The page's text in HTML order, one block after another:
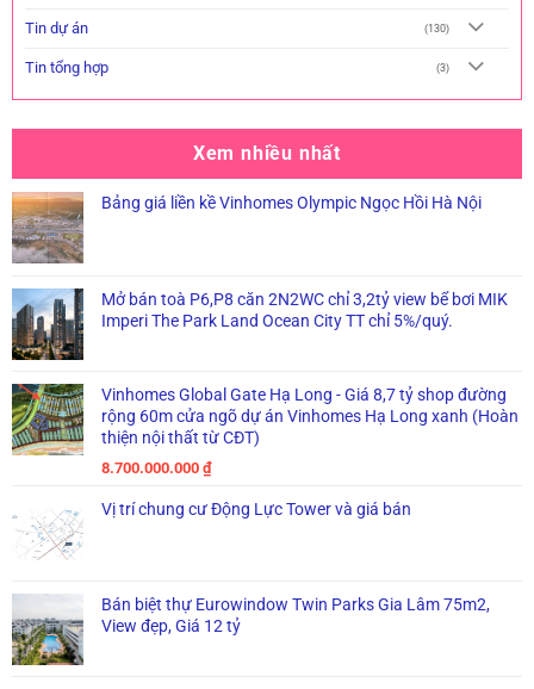
Tin dự án (130)
Tin tổng hợp (3)
Xem nhiều nhất
Bảng giá liền kề Vinhomes Olympic Ngọc Hồi Hà Nội
Mở bán toà P6,P8 căn 2N2WC chỉ 3,2tỷ view bể bơi MIK
Imperi The Park Land Ocean City TT chỉ 5%/quý.
Vinhomes Global Gate Hạ Long - Giá 8,7 tỷ shop đường
rộng 60m cửa ngõ dự án Vinhomes Hạ Long xanh (Hoàn
thiện nội thất từ CĐT)
8.700.000.000 ₫
Vị trí chung cư Động Lực Tower và giá bán
Bán biệt thự Eurowindow Twin Parks Gia Lâm 75m2,
View đẹp, Giá 12 tỷ